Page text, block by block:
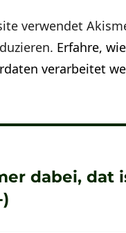
verwendet
Erfahre,
verarbeitet
dabei, dat